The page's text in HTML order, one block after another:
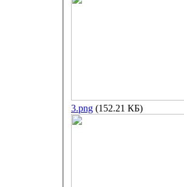
3.png (152.21 КБ)